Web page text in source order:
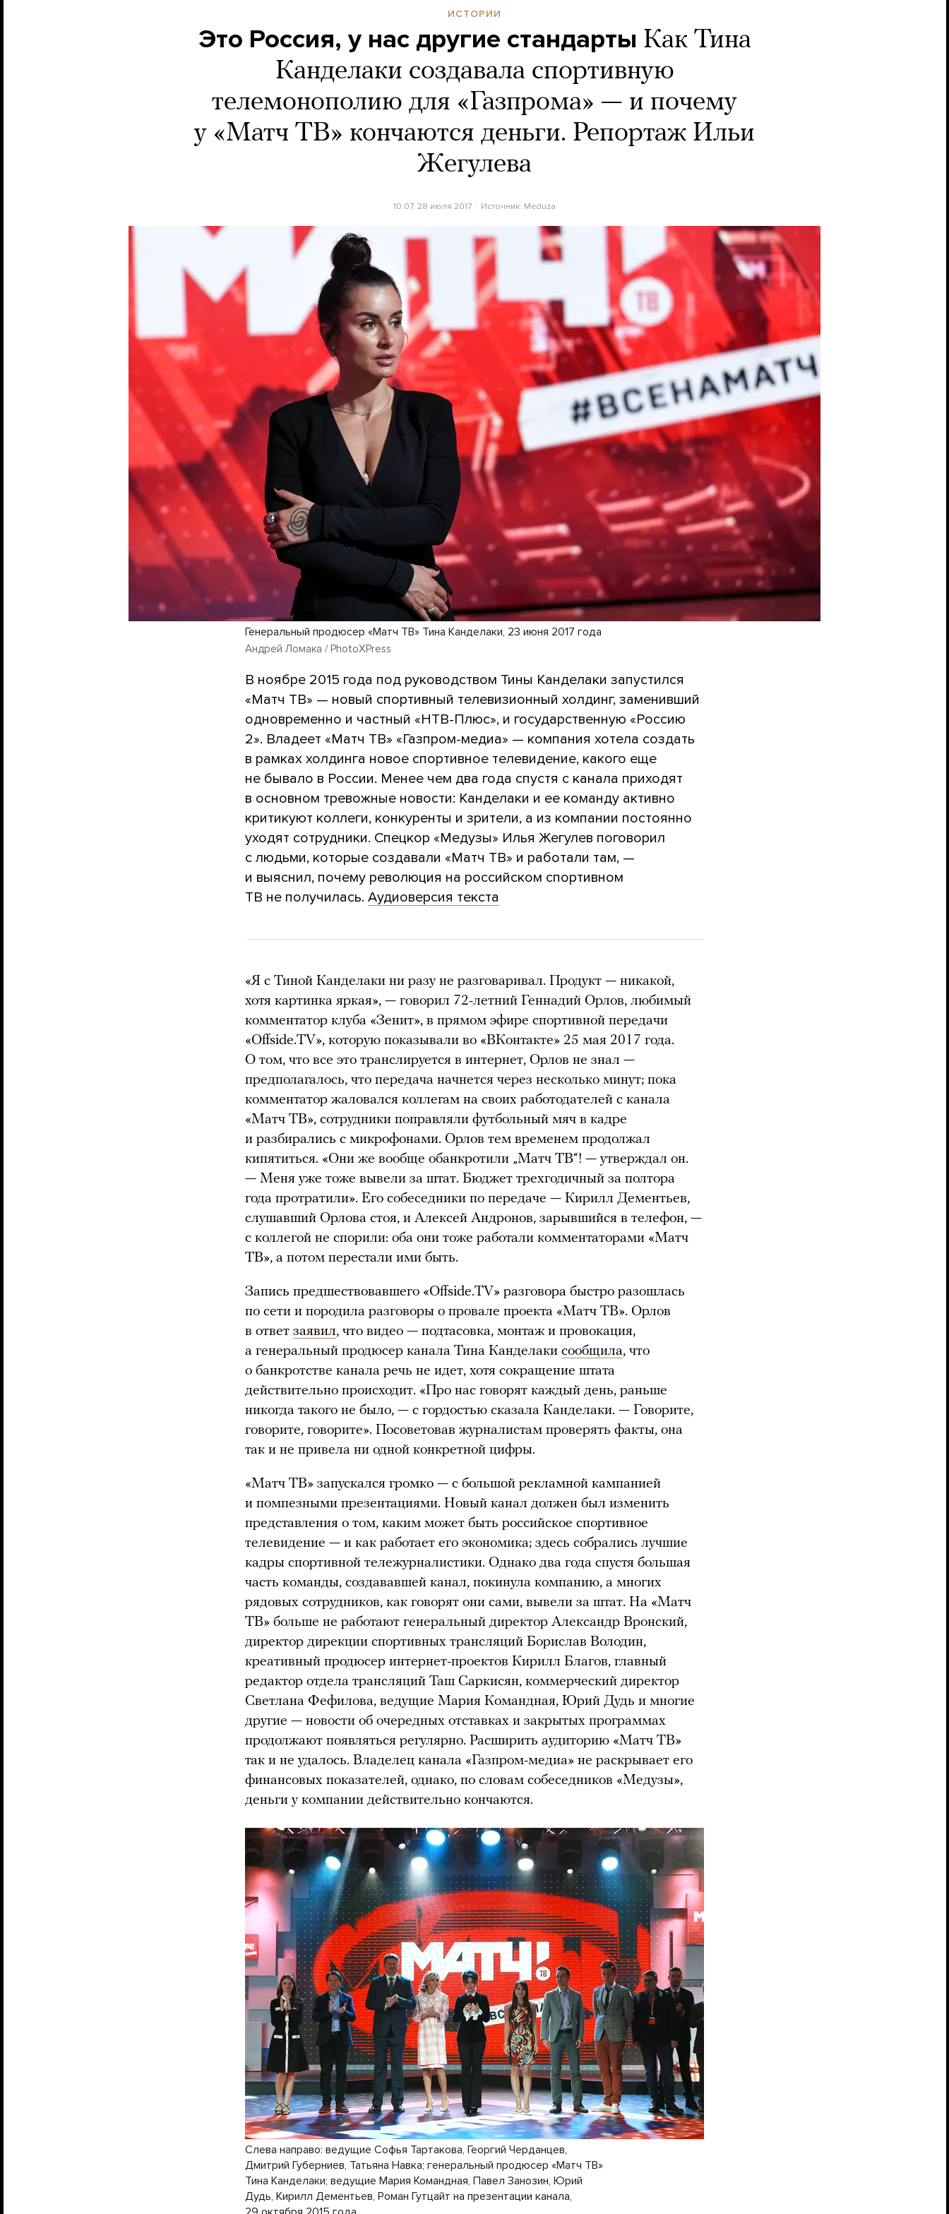
ИСТОРИИ
Это Россия, у нас другие стандарты Как Тина
Канделаки создавала спортивную
телемонополию для «Газпрома» — и почему
у «Матч ТВ» кончаются деньги. Репортаж Ильи
Жегулева
10:07, 28 июля 2017 Источник: Meduza
Генеральный продюсер «Матч ТВ» Тина Канделаки, 23 июня 2017 года
Андрей Ломака / PhotoXPress
В ноябре 2015 года под руководством Тины Канделаки запустился
«Матч ТВ» — новый спортивный телевизионный холдинг, заменивший
одновременно и частный «НТВ-Плюс», и государственную «Россию
2». Владеет «Матч ТВ» «Газпром-медиа» — компания хотела создать
в рамках холдинга новое спортивное телевидение, какого еще
не бывало в России. Менее чем два года спустя с канала приходят
в основном тревожные новости: Канделаки и ее команду активно
критикуют коллеги, конкуренты и зрители, а из компании постоянно
уходят сотрудники. Спецкор «Медузы» Илья Жегулев поговорил
с людьми, которые создавали «Матч ТВ» и работали там, —
и выяснил, почему революция на российском спортивном
ТВ не получилась. Аудиоверсия текста
«Я с Тиной Канделаки ни разу не разговаривал. Продукт — никакой,
хотя картинка яркая», — говорил 72-летний Геннадий Орлов, любимый
комментатор клуба «Зенит», в прямом эфире спортивной передачи
«Offside.TV», которую показывали во «ВКонтакте» 25 мая 2017 года.
О том, что все это транслируется в интернет, Орлов не знал —
предполагалось, что передача начнется через несколько минут; пока
комментатор жаловался коллегам на своих работодателей с канала
«Матч ТВ», сотрудники поправляли футбольный мяч в кадре
и разбирались с микрофонами. Орлов тем временем продолжал
кипятиться. «Они же вообще обанкротили „Матч ТВ“! — утверждал он.
— Меня уже тоже вывели за штат. Бюджет трехгодичный за полтора
года протратили». Его собеседники по передаче — Кирилл Дементьев,
слушавший Орлова стоя, и Алексей Андронов, зарывшийся в телефон, —
с коллегой не спорили: оба они тоже работали комментаторами «Матч
ТВ», а потом перестали ими быть.
Запись предшествовавшего «Offside.TV» разговора быстро разошлась
по сети и породила разговоры о провале проекта «Матч ТВ». Орлов
в ответ заявил, что видео — подтасовка, монтаж и провокация,
а генеральный продюсер канала Тина Канделаки сообщила, что
о банкротстве канала речь не идет, хотя сокращение штата
действительно происходит. «Про нас говорят каждый день, раньше
никогда такого не было, — с гордостью сказала Канделаки. — Говорите,
говорите, говорите». Посоветовав журналистам проверять факты, она
так и не привела ни одной конкретной цифры.
«Матч ТВ» запускался громко — с большой рекламной кампанией
и помпезными презентациями. Новый канал должен был изменить
представления о том, каким может быть российское спортивное
телевидение — и как работает его экономика; здесь собрались лучшие
кадры спортивной тележурналистики. Однако два года спустя большая
часть команды, создававшей канал, покинула компанию, а многих
рядовых сотрудников, как говорят они сами, вывели за штат. На «Матч
ТВ» больше не работают генеральный директор Александр Вронский,
директор дирекции спортивных трансляций Борислав Володин,
креативный продюсер интернет-проектов Кирилл Благов, главный
редактор отдела трансляций Таш Саркисян, коммерческий директор
Светлана Фефилова, ведущие Мария Командная, Юрий Дудь и многие
другие — новости об очередных отставках и закрытых программах
продолжают появляться регулярно. Расширить аудиторию «Матч ТВ»
так и не удалось. Владелец канала «Газпром-медиа» не раскрывает его
финансовых показателей, однако, по словам собеседников «Медузы»,
деньги у компании действительно кончаются.
Слева направо: ведущие Софья Тартакова, Георгий Черданцев,
Дмитрий Губерниев, Татьяна Навка; генеральный продюсер «Матч ТВ»
Тина Канделаки; ведущие Мария Командная, Павел Занозин, Юрий
Дудь, Кирилл Дементьев, Роман Гутцайт на презентации канала,